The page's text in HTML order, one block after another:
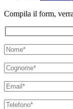
Compila il form,